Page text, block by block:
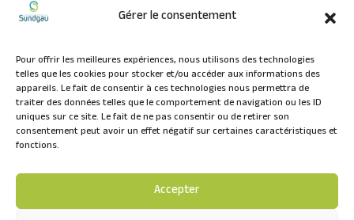
Gérer le consentement
Pour offrir les meilleures expériences, nous utilisons des technologies
telles que les cookies pour stocker et/ou accéder aux informations des
appareils. Le fait de consentir à ces technologies nous permettra de
traiter des données telles que le comportement de navigation ou les ID
uniques sur ce site. Le fait de ne pas consentir ou de retirer son
consentement peut avoir un effet négatif sur certaines caractéristiques et
fonctions.
Accepter
FORMULAIRE DE CONTACT
NOUS SUIVRE